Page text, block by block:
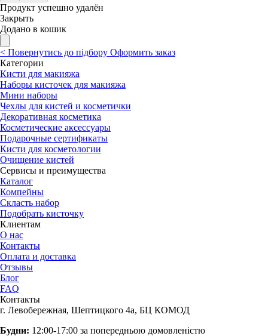
Продукт успешно удалён
Закрыть
Додано в кошик
< Повернутись до підбору Оформить заказ
Категории
Кисти для макияжа
Наборы кисточек для макияжа
Мини наборы
Чехлы для кистей и косметички
Декоративная косметика
Косметические аксессуары
Подарочные сертификаты
Кисти для косметологии
Очищение кистей
Сервисы и преимущества
Каталог
Компейны
Скласть набор
Подобрать кисточку
Клиентам
О нас
Контакты
Оплата и доставка
Отзывы
Блог
FAQ
Контакты
г. Левобережная, Шептицкого 4а, БЦ КОМОД
Будни: 12:00-17:00 за попередньою домовленістю